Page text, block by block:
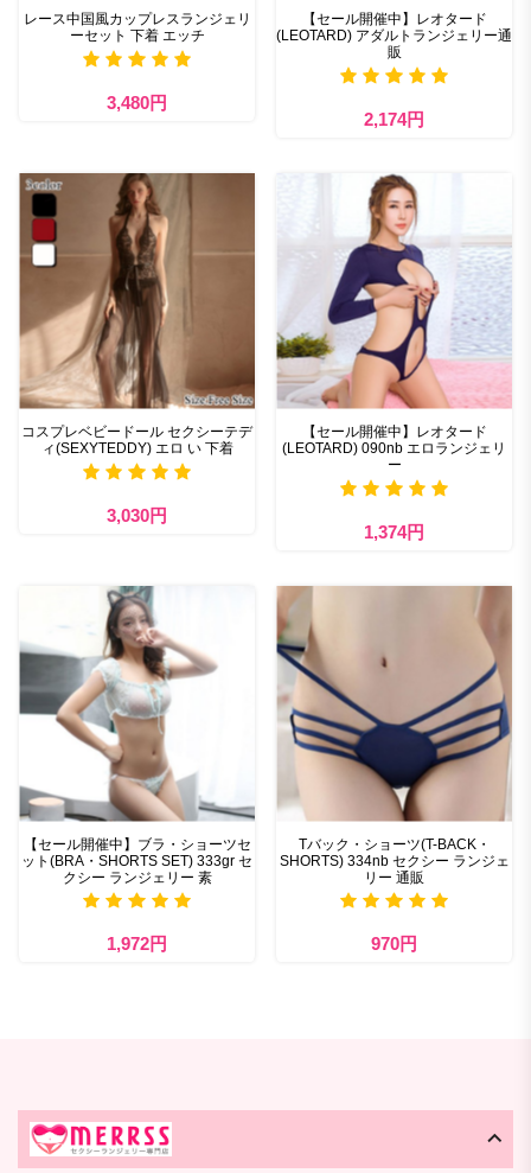
レース中国風カップレスランジェリ
ーセット 下着 エッチ
3,480円
【セール開催中】レオタード
(LEOTARD) アダルトランジェリー通
販
2,174円
コスプレベビードール セクシーテデ
ィ(SEXYTEDDY) エロ い 下着
3,030円
【セール開催中】レオタード
(LEOTARD) 090nb エロランジェリ
ー
1,374円
【セール開催中】ブラ・ショーツセ
ット(BRA・SHORTS SET) 333gr セ
クシー ランジェリー 素
1,972円
Tバック・ショーツ(T-BACK・
SHORTS) 334nb セクシー ランジェ
リー 通販
970円